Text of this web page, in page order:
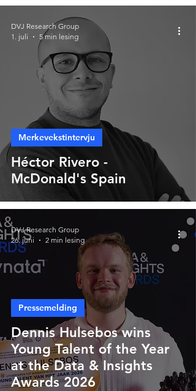
Héctor Rivero -
McDonald's Spain
Merkevekstintervju
DVJ Research Group
1. juli
5 min lesing
Dennis Hulsebos wins
Young Talent of the Year
at the Data & Insights
Awards 2026
Pressemelding
DVJ Research Group
26. juni
2 min lesing